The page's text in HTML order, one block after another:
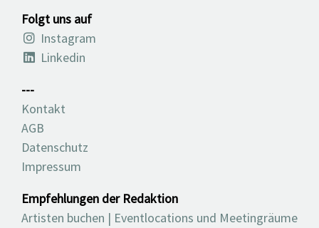
Folgt uns auf
Instagram
Linkedin
---
Kontakt
AGB
Datenschutz
Impressum
Empfehlungen der Redaktion
Artisten buchen | Eventlocations und Meetingräume